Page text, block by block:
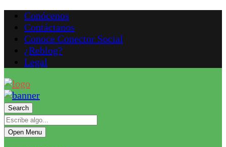
Conócenos
Contáctanos
Conoce Conector Social
¿Reblog?
Legal
Search
Open Menu